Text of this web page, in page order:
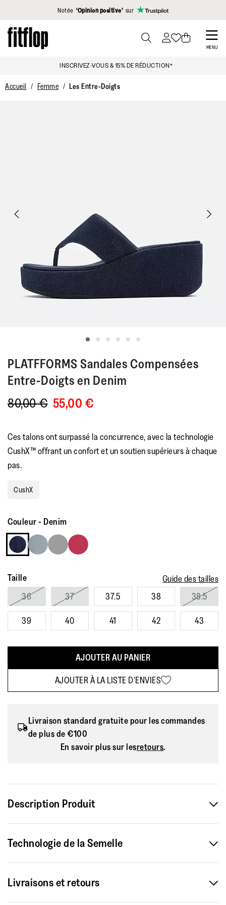
Cliquez pour consulter notre déclaration d'accessibilité
Notée ‘Opinion positive’ sur
Skip
to
MENU
TO
AUCUNS FRAIS DE DOUANE OU TAXE
Accueil Femme Les Entre-Doigts
PLATFFORMSSandales Compensées
Entre-Doigts en Denim
80,00 € 55,00 €
Ces talons ont surpassé la concurrence, avec la technologie
CushX™ offrant un confort et un soutien supérieurs à chaque
pas.
CushX
Couleur- Denim
Taille
Guide des tailles
36
37 37.5 38 38.5
39 40 41 42 43
AJOUTER AU PANIER
AJOUTER À LA LISTE D'ENVIES
Livraison standard gratuite pour les commandes
de plus de €100
En savoir plus sur lesretours.
Description Produit
classique de la compensée avec nos sandales Platfform.
et sculptée est faite de denim. Leur base surélevée est légère
Technologie de la Semelle
Livraisons et retours